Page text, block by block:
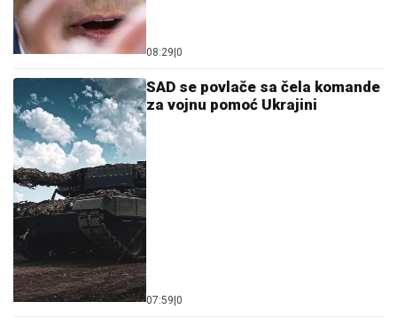
08:29 0
SAD se povlače sa čela komande
za vojnu pomoć Ukrajini
07:59 0